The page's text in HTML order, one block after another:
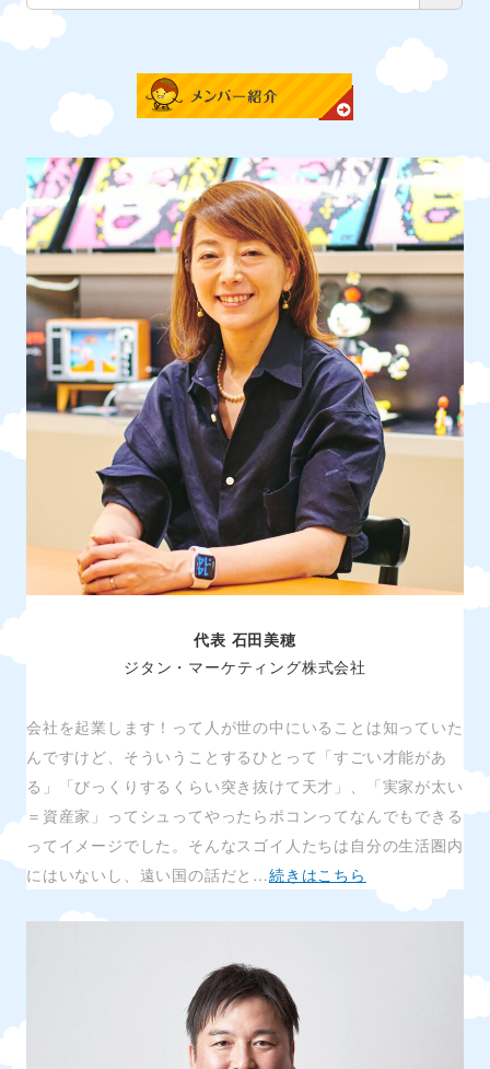
代表 石田美穂
ジタン・マーケティング株式会社
会社を起業します！って人が世の中にいることは知っていた
んですけど、そういうことするひとって「すごい才能があ
る」「びっくりするくらい突き抜けて天才」、「実家が太い
＝資産家」ってシュってやったらポコンってなんでもできる
ってイメージでした。そんなスゴイ人たちは自分の生活圏内
にはいないし、遠い国の話だと…続きはこちら